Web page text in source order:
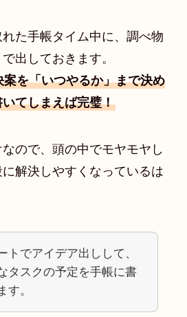
た手帳タイム中に、調べ物
出しておきます。
を「いつやるか」まで決め
てしまえば完璧！
ので、頭の中でモヤモヤし
解決しやすくなっているは
トでアイデア出しして、
タスクの予定を手帳に書
す。